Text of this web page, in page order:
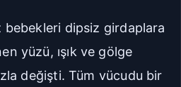
dipsiz girdaplara
yüzü, ışık ve gölge
değişti. Tüm vücudu bir